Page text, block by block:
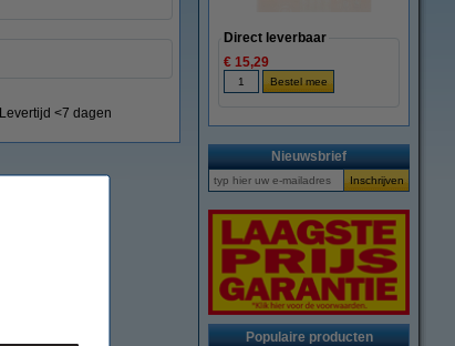
Levertijd <7 dagen
Direct leverbaar
€ 15,29
Nieuwsbrief
Populaire producten